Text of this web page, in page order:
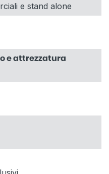
e stand alone
e attrezzatura